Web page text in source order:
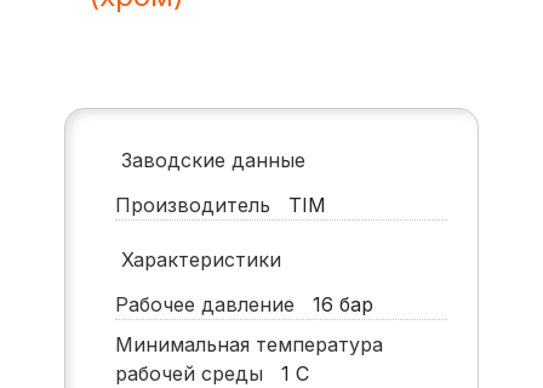
Заводские данные
Производитель
TIM
Характеристики
Рабочее давление
16 бар
Минимальная температура
рабочей среды
1 С